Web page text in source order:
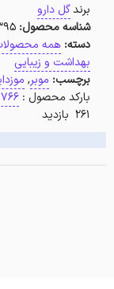
برندگل دارو
شناسه محصول:
دسته: همه
بهداشت و زیبایی
برچسب: موبر,
بارکد محصول :
261 بازدید